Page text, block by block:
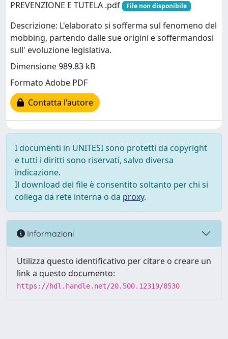
PREVENZIONE E TUTELA .pdf
File non disponibile
Descrizione: L'elaborato si sofferma sul fenomeno del
mobbing, partendo dalle sue origini e soffermandosi
sull' evoluzione legislativa.
Dimensione 989.83 kB
Formato Adobe PDF
Contatta l'autore
I documenti in UNITESI sono protetti da copyright
e tutti i diritti sono riservati, salvo diversa
indicazione.
Il download dei file è consentito soltanto per chi si
collega da rete interna o da proxy.
Informazioni
Utilizza questo identificativo per citare o creare un
link a questo documento:
https://hdl.handle.net/20.500.12319/8530